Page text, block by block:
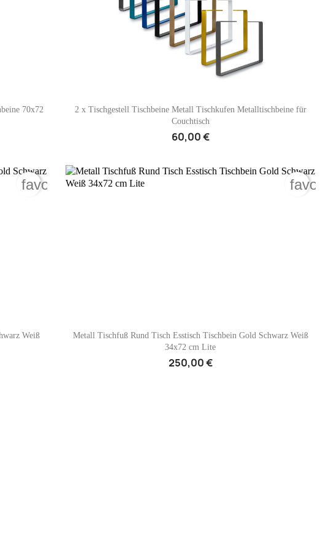
70x72
 Vorschau
2 x Tischgestell Tischbeine Metall Tischkufen Metalltischbeine für
Couchtisch
60,00 €
Weiß
favorite_border
 Vorschau
Metall Tischfuß Rund Tisch Esstisch Tischbein Gold Schwarz Weiß
34x72 cm Lite
250,00 €